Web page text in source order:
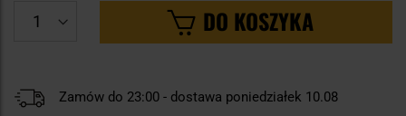
DO KOSZYKA
Zamów do 23:00 - dostawa poniedziałek 10.08